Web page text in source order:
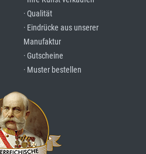
· Qualität
· Eindrücke aus unserer
Manufaktur
· Gutscheine
· Muster bestellen